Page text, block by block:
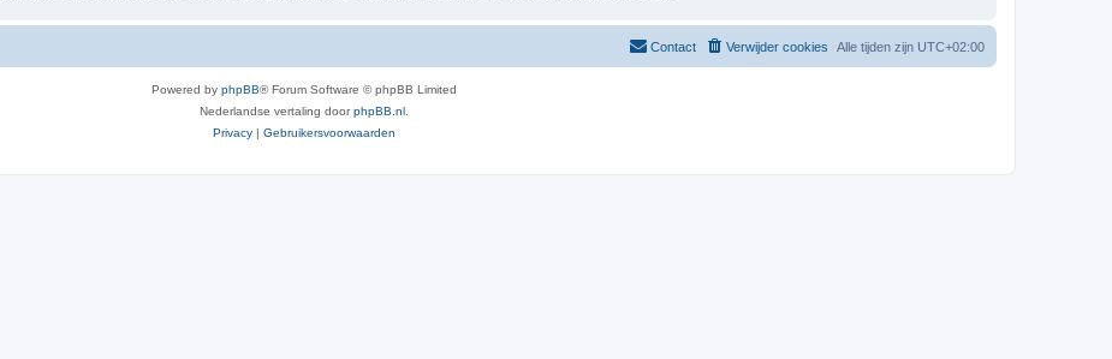
Alle tijden zijn UTC+02:00
Verwijder cookies
Contact
Powered by phpBB® Forum Software © phpBB Limited
Nederlandse vertaling doorphpBB.nl
Privacy | Gebruikersvoorwaarden